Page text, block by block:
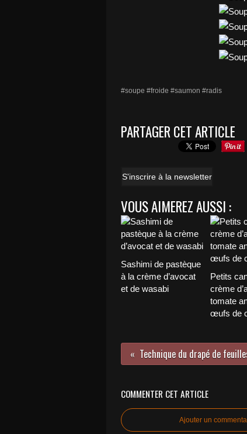
#soupe #froide #saumon #radis
PARTAGER CET ARTICLE
S'inscrire à la newsletter
VOUS AIMEREZ AUSSI :
Sashimi de pastèque
à la crème d’avocat
et de wasabi
Petits
crème
tomate
œufs de
COMMENTER CET ARTICLE
Ajouter un